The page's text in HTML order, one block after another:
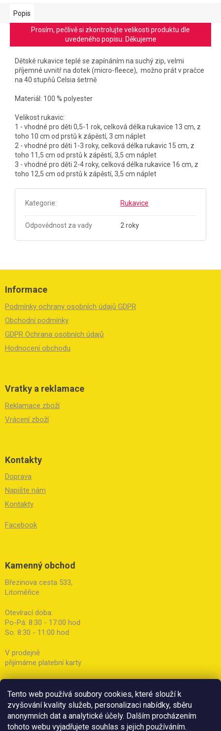
Tento web používá soubory cookies, které slouží k
zvyšování kvality služeb, personalizaci nabídky, sběru
anonymních dat a analytické účely. Dalším procházením
tohoto webu vyjadřujete souhlas s jejich používáním.
Popis
Prosím, pečlivě si zkontrolujte velikosti produktu dle
uvedeného popisu. Děkujeme
Dětské rukavice teplé se zapínáním na suchý zip, velmi
příjemné uvnitř na dotek (micro-fleece), možno prát v pračce
na 40 stupňů Celsia šetrně
Materiál: 100 % polyester
Velikost rukavic:
1 - vhodné pro děti 0,5-1 rok, celková délka rukavice 13 cm, z
toho 10 cm od prstů k zápěstí, 3 cm náplet
2 - vhodné pro děti 1-3 roky, celková délka rukavic 15 cm, z
toho 11,5 cm od prstů k zápěstí, 3,5 cm náplet
3 - vhodné pro děti 2-4 roky, celková délka rukavice 16 cm, z
toho 12,5 cm od prstů k zápěstí, 3,5 cm náplet
Kategorie: Rukavice
Odpovědnost za vady 2 roky
Z
Informace
Podmínky ochrany osobních údajů GDPR
Obchodní podmínky
GDPR Ochrana osobních údajů
Hodnocení obchodu
Vratky a reklamace
Reklamace zboží
Vrácení zboží
Kontakty
Doprava
Napište nám
Kontakty
Facebook
Kamenný obchod
Březinova cesta 533,
Litoměřice
Otevírací doba:
Po-Pá: 8:30 - 17:00 hod
So: 8:30 - 11:00 hod
V prodejně
přijímáme platební karty